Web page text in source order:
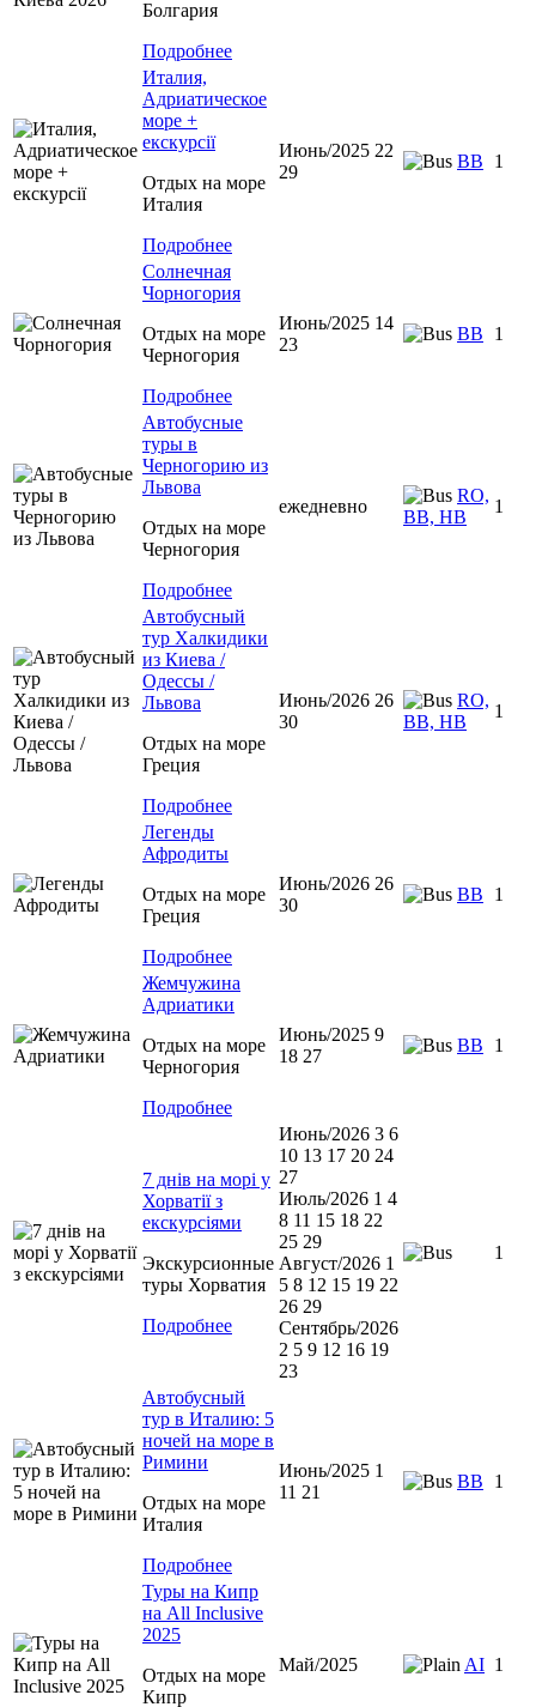
Болгария
Подробнее
Италия,
Адриатическое
море +
екскурсії
Отдых на море
Италия
Подробнее
Июнь/2025 22
29
BB 1
Солнечная
Чорногория
Отдых на море
Черногория
Подробнее
Июнь/2025 14
23
BB 1
Автобусные
туры в
Черногорию из
Львова
Отдых на море
Черногория
Подробнее
ежедневно
RO,
BB, HB
1
Автобусный
тур Халкидики
из Киева /
Одессы /
Львова
Отдых на море
Греция
Подробнее
Июнь/2026 26
30
RO,
BB, HB
1
Легенды
Афродиты
Отдых на море
Греция
Подробнее
Июнь/2026 26
30
ВВ 1
Жемчужина
Адриатики
Отдых на море
Черногория
Подробнее
Июнь/2025 9
18 27
BB 1
7 днів на морі у
Хорватії з
екскурсіями
Экскурсионные
туры Хорватия
Подробнее
Июнь/2026 3 6
10 13 17 20 24
27
Июль/2026 1 4
8 11 15 18 22
25 29
Август/2026 1
5 8 12 15 19 22
26 29
Сентябрь/2026
2 5 9 12 16 19
23
1
Автобусный
тур в Италию: 5
ночей на море в
Римини
Отдых на море
Италия
Подробнее
Июнь/2025 1
11 21
ВВ 1
Туры на Кипр
на All Inclusive
2025
Отдых на море
Кипр
Май/2025 AI 1